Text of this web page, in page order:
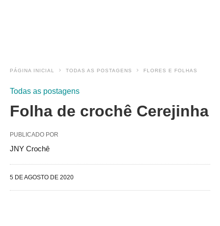
PÁGINA INICIAL TODAS AS POSTAGENS FLORES E FOLHAS
Todas as postagens
Folha de crochê Cerejinha
PUBLICADO POR
JNY Crochê
5 DE AGOSTO DE 2020